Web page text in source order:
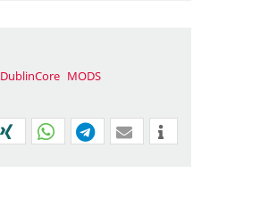
DublinCore MODS